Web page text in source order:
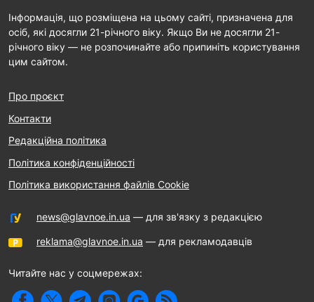
Інформація, що розміщена на цьому сайті, призначена для
осіб, які досягли 21-річного віку. Якщо Ви не досягли 21-
річного віку — не розпочинайте або припиніть користування
цим сайтом.
Про проєкт
Контакти
Редакційна політика
Політика конфіденційності
Політика використання файлів Cookie
news@glavnoe.in.ua — для зв'язку з редакцією
reklama@glavnoe.in.ua — для рекламодавців
Читайте нас у соцмережах: